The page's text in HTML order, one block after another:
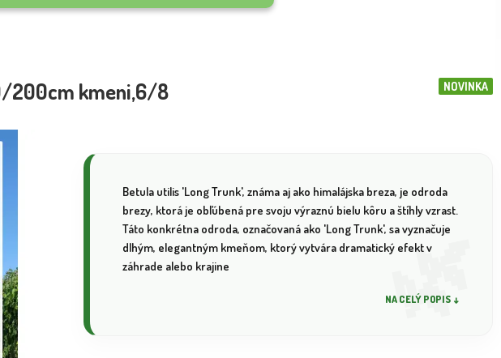
NOVINKA
200cm kmeni,6/8
Betula utilis 'Long Trunk', známa aj ako himalájska breza, je odroda
brezy, ktorá je obľúbená pre svoju výraznú bielu kôru a štíhly vzrast.
Táto konkrétna odroda, označovaná ako 'Long Trunk', sa vyznačuje
dlhým, elegantným kmeňom, ktorý vytvára dramatický efekt v
záhrade alebo krajine
NA CELÝ POPIS ↓